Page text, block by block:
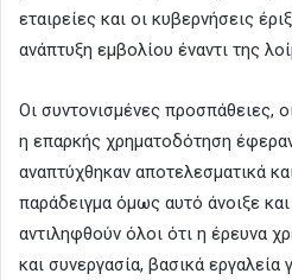
εταιρείες και οι κυβερνήσεις
ανάπτυξη εμβολίου έναντι της
Οι συντονισμένες προσπάθειες,
η επαρκής χρηματοδότηση
αναπτύχθηκαν αποτελεσματικά
παράδειγμα όμως αυτό άνοιξε
αντιληφθούν όλοι ότι η έρευνα
και συνεργασία, βασικά εργαλεία